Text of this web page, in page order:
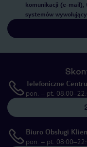
komunikacji (e-mail),
systemów
Telefoniczne
pon. – pt.
Biuro Obsługi
pon. – pt.